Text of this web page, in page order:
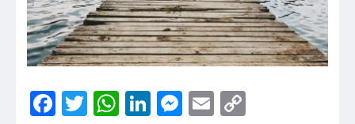
Facebook
Twitter
WhatsApp
LinkedIn
Messenger
Email